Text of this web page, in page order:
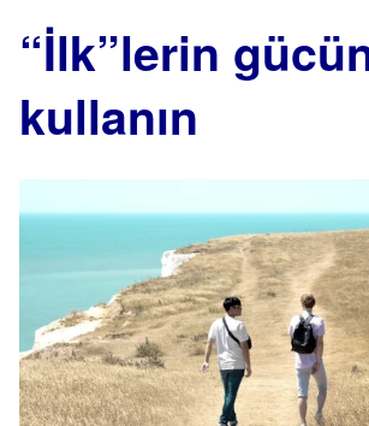
“İlk”lerin
kullanın